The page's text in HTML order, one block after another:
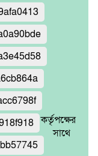
কর্তৃপক্ষের
সাথে